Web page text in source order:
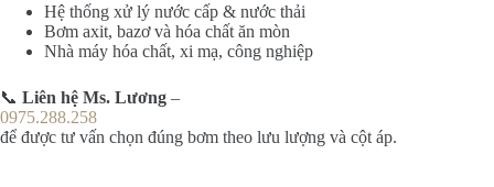
Hệ thống xử lý nước cấp & nước thải
Bơm axit, bazơ và hóa chất ăn mòn
Nhà máy hóa chất, xi mạ, công nghiệp
📞 Liên hệ Ms. Lương –
0975.288.258
để được tư vấn chọn đúng bơm theo lưu lượng và cột áp.